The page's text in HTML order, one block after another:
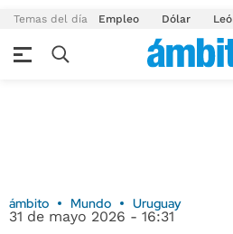
Temas del día Empleo Dólar
ámbito Mundo Uruguay
31 de mayo 2026 - 16:31